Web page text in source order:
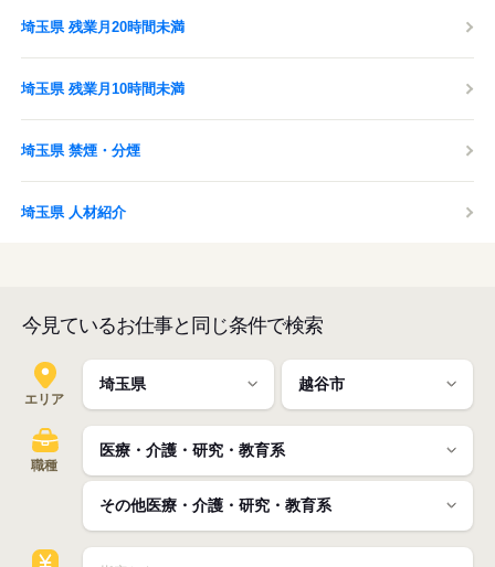
埼玉県 残業月20時間未満
埼玉県 残業月10時間未満
埼玉県 禁煙・分煙
埼玉県 人材紹介
今見ているお仕事と同じ条件で検索
エリア
職種